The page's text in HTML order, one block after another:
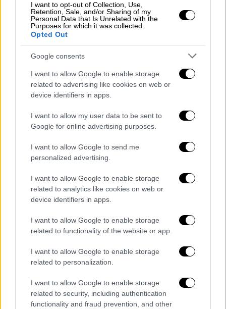
I want to opt-out of Collection, Use,
Retention, Sale, and/or Sharing of my
Personal Data that Is Unrelated with the
Purposes for which it was collected.
Opted Out
Google consents
I want to allow Google to enable storage
related to advertising like cookies on web or
device identifiers in apps.
I want to allow my user data to be sent to
Google for online advertising purposes.
I want to allow Google to send me
personalized advertising.
I want to allow Google to enable storage
related to analytics like cookies on web or
device identifiers in apps.
I want to allow Google to enable storage
related to functionality of the website or app.
I want to allow Google to enable storage
related to personalization.
I want to allow Google to enable storage
related to security, including authentication
functionality and fraud prevention, and other
O 37χρονος -τα κλείνει τον Σεπτέμβριο-
φόργουορντ, ο οποίος ετοιμάζεται για την
18η σεζόν της καριέρας του με πέμπτη
συνολικά ομάδα μετά τους
Σόνικς/Θάντερ,
είχε φέτος 26,6
πόντους, 6 ριμπάουντ και 4,2 ασίστ κατά
μέσο όρο σε σύνολο 62 αγώνων στην
BREAKING: The Phoenix Suns are
trading two-time NBA Finals MVP
Kevin Durant to the Houston Rockets
No. 10 pick in the 2025 draft and five
second-round picks, sources tell
pic.twitter.com/EwrbA2ES9O
— Shams Charania
ΣτουςΡόκετςοΝτουράντ
στους Φρεντ ΒανΒλίτ, Άμεν Τόμσον,
Τζαμπάρι Σμιθ, Άλπερεν Σενγκούν με τα
σημερινά δεδομένα του ρόστερ. Θυμίζουμε